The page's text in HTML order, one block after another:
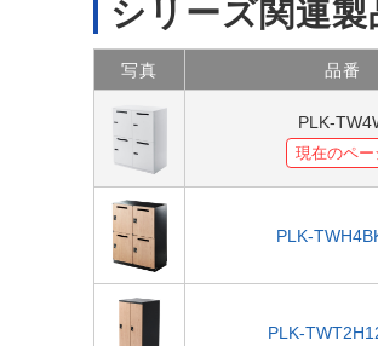
シリーズ関連製
写真 品番
PLK-
現在のペー
PLK-
PLK-